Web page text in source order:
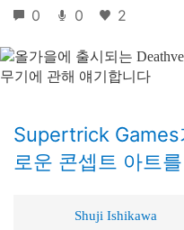
0 0 2
Supertrick Games
로운 콘셉트 아트
Shuji Ishikawa